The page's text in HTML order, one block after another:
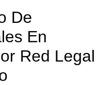
De
En
Red Legal